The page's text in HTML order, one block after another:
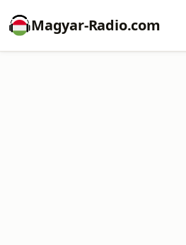
Magyar-Radio.com